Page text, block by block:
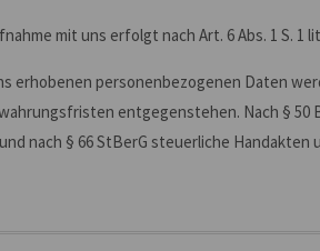
mit uns erfolgt nach Art. 6 Abs. 1 S. 1
erhobenen personenbezogenen Daten
entgegenstehen. Nach § 50
nach § 66 StBerG steuerliche